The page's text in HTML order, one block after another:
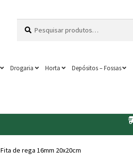
por:
Drogaria Horta Depósitos – Fossas
Fita de rega 16mm 20x20cm